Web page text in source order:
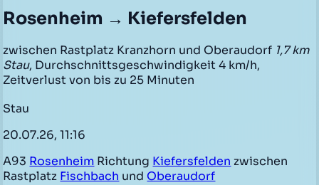
Rosenheim → Kiefersfelden
zwischen Rastplatz Kranzhorn und Oberaudorf 1,7 km
Stau, Durchschnittsgeschwindigkeit 4 km/h,
Zeitverlust von bis zu 25 Minuten
Stau
20.07.26, 11:16
A93 Rosenheim Richtung Kiefersfelden zwischen
Rastplatz Fischbach und Oberaudorf